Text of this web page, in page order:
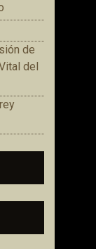
de
del